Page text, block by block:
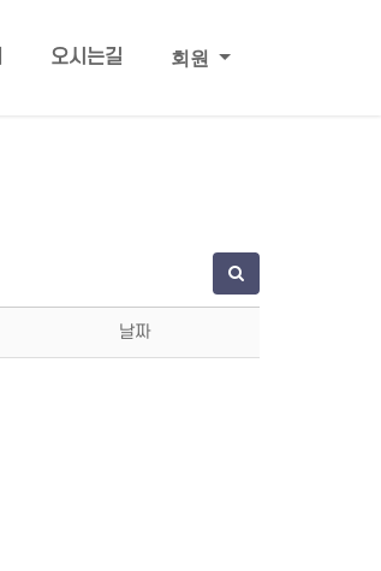
오시는길 회원
날짜